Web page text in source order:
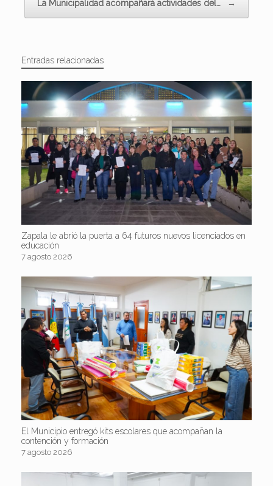
La Municipalidad acompañará actividades del… →
Entradas relacionadas
Zapala le abrió la puerta a 64 futuros nuevos licenciados en
educación
7 agosto 2026
El Municipio entregó kits escolares que acompañan la
contención y formación
7 agosto 2026